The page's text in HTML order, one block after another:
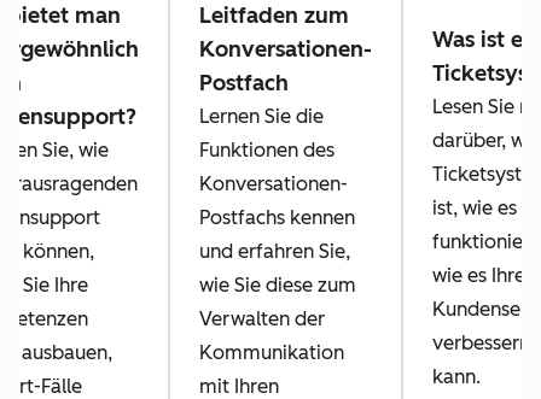
bietet man
Sie, wie
können,
Sie Ihre
ausbauen,
Fälle
Leitfaden zum
Konversationen-
Postfach
Lernen Sie die
Funktionen des
Konversationen-
Postfachs kennen
und erfahren Sie,
wie Sie diese zum
Verwalten der
Kommunikation
mit Ihren
Was ist ein
Lesen Sie
darüber,
ist, wie es
funktioniert
wie es Ihren
verbessern
kann.